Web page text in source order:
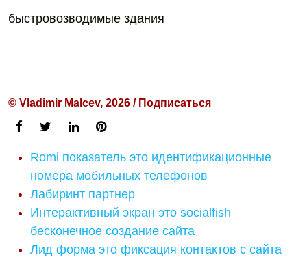
быстровозводимые здания
© Vladimir Malcev, 2026 / Подписаться
Romi показатель это идентификационные
номера мобильных телефонов
Лабиринт партнер
Интерактивный экран это socialfish
бесконечное создание сайта
Лид форма это фиксация контактов с сайта